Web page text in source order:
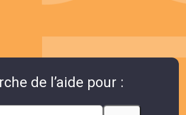
de l’aide pour :